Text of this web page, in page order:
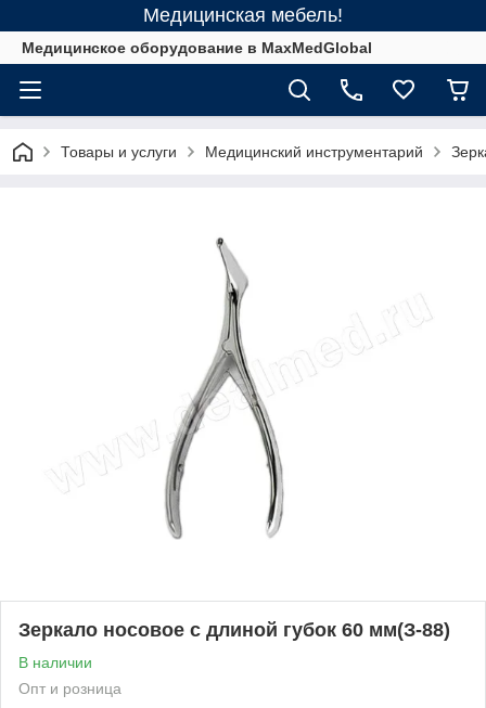
Медицинская мебель!
Медицинское оборудование в MaxMedGlobal
Товары и услуги Медицинский инструментарий
Зеркало носовое с длиной губок 60 мм(З-88)
В наличии
Опт и розница